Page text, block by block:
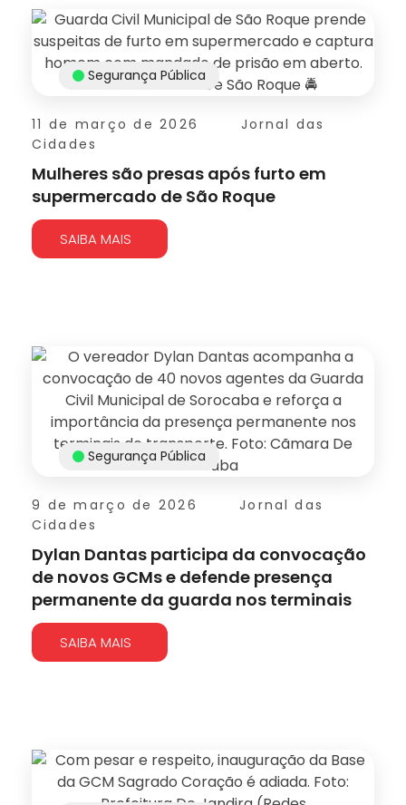
11 de março de 2026
Jornal das
Cidades
Segurança Pública
Mulheres são presas após furto em
supermercado de São Roque
SAIBA MAIS
9 de março de 2026
Jornal das
Cidades
Segurança Pública
Dylan Dantas participa da convocação
de novos GCMs e defende presença
permanente da guarda nos terminais
SAIBA MAIS